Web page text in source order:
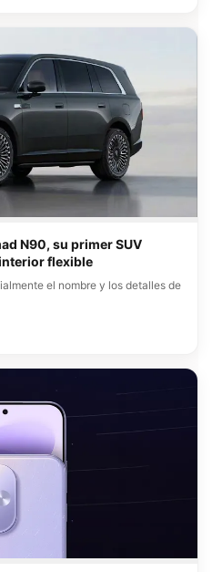
N90, su primer SUV
flexible
el nombre y los detalles de